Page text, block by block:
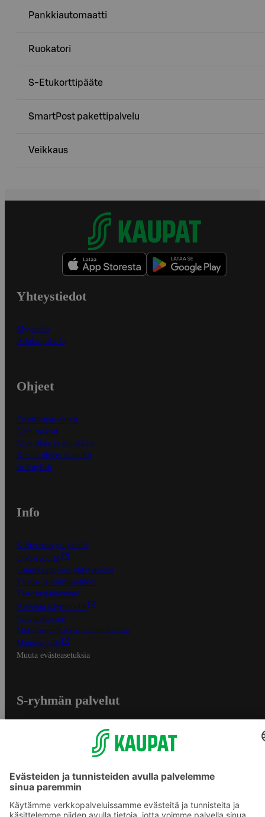
Pankkiautomaatti
Ruokatori
S-Etukorttipääte
SmartPost pakettipalvelu
Veikkaus
Yhteystiedot
Myymälät
Asiakaspalvelu
Ohjeet
Ensitilaajan ohjeet
Näin maksat
Näin tilaat ja muokkaat
Kaikki ohjeet ja vinkit
In English
Info
S-Business yrityksille
Oiva-raportit
Osuuskauppojen yhteystiedot
Tilaus- ja toimitusehdot
Tietosuojakäytäntö
Palvelun käyttöehdot
Saavutettavuus
Mobiilisovelluksen saavutettavuus
Mainostajalle
Muuta evästeasetuksia
S-ryhmän palvelut
S-ostoslista -sovellus
Prisma.fi
Sokos.fi
S-Pankki